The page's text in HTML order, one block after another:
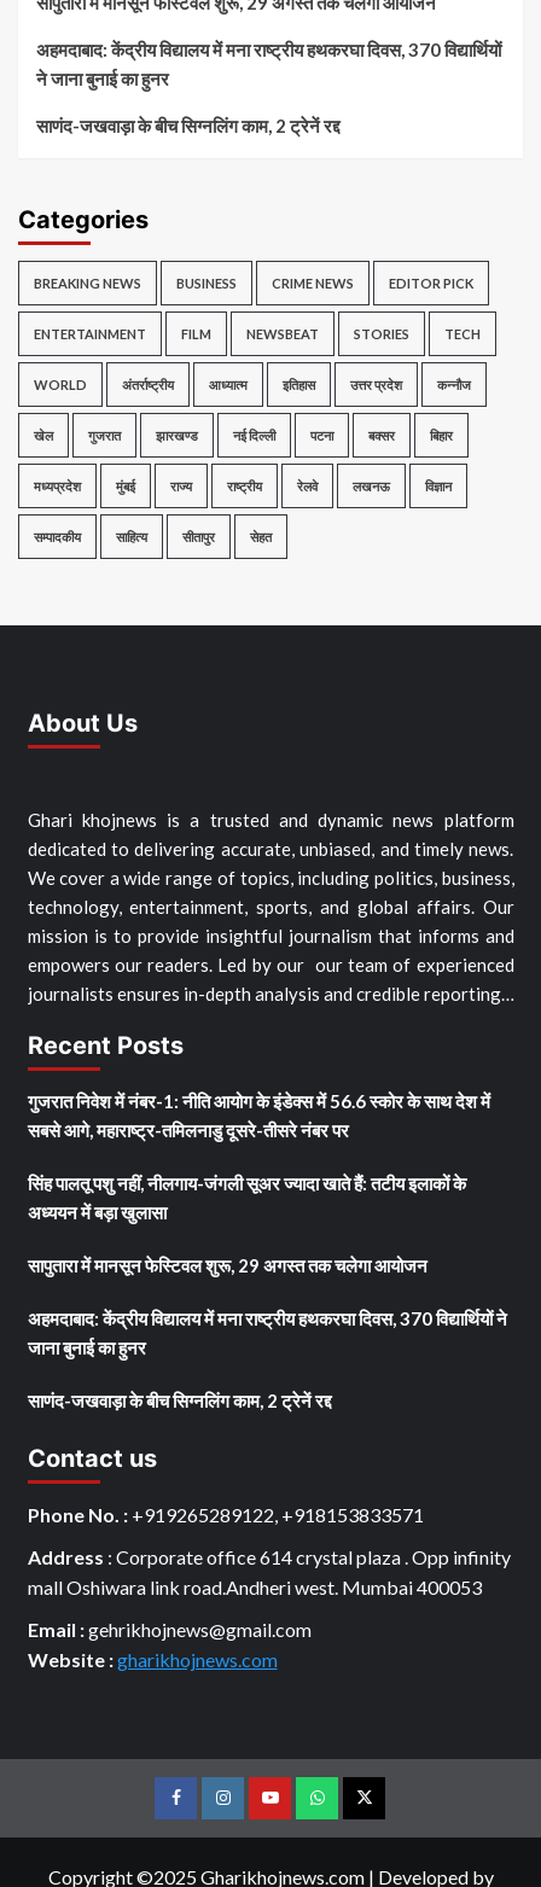
अहमदाबाद: केंद्रीय विद्यालय में मना राष्ट्रीय हथकरघा दिवस, 370 विद्यार्थियों
ने जाना बुनाई का हुनर
साणंद-जखवाड़ा के बीच सिग्नलिंग काम, 2 ट्रेनें रद्द
Categories
BREAKING NEWS BUSINESS CRIME NEWS EDITOR PICK
ENTERTAINMENT FILM NEWSBEAT STORIES TECH
WORLD अंतर्राष्ट्रीय आध्यात्म इतिहास उत्तर प्रदेश कन्नौज
खेल गुजरात झारखण्ड नई दिल्ली पटना बक्सर बिहार
मध्यप्रदेश मुंबई राज्य राष्ट्रीय रेलवे लखनऊ विज्ञान
सम्पादकीय साहित्य सीतापुर सेहत
About Us
Ghari khojnews is a trusted and dynamic news platform
dedicated to delivering accurate, unbiased, and timely news.
We cover a wide range of topics, including politics, business,
technology, entertainment, sports, and global affairs. Our
mission is to provide insightful journalism that informs and
empowers our readers. Led by our our team of experienced
journalists ensures in-depth analysis and credible reporting…
Recent Posts
गुजरात निवेश में नंबर-1: नीति आयोग के इंडेक्स में 56.6 स्कोर के साथ देश में
सबसे आगे, महाराष्ट्र-तमिलनाडु दूसरे-तीसरे नंबर पर
सिंह पालतू पशु नहीं, नीलगाय-जंगली सूअर ज्यादा खाते हैं: तटीय इलाकों के
अध्ययन में बड़ा खुलासा
सापुतारा में मानसून फेस्टिवल शुरू, 29 अगस्त तक चलेगा आयोजन
अहमदाबाद: केंद्रीय विद्यालय में मना राष्ट्रीय हथकरघा दिवस, 370 विद्यार्थियों ने
जाना बुनाई का हुनर
साणंद-जखवाड़ा के बीच सिग्नलिंग काम, 2 ट्रेनें रद्द
Contact us
Phone No. : +919265289122, +918153833571
Address : Corporate office 614 crystal plaza . Opp infinity
mall Oshiwara link road.Andheri west. Mumbai 400053
Email :gehrikhojnews@gmail.com
Website :gharikhojnews.com
FacebookInstagramyoutubeWhatsTwitter
Copyright ©2025 Gharikhojnews.com | Developed by